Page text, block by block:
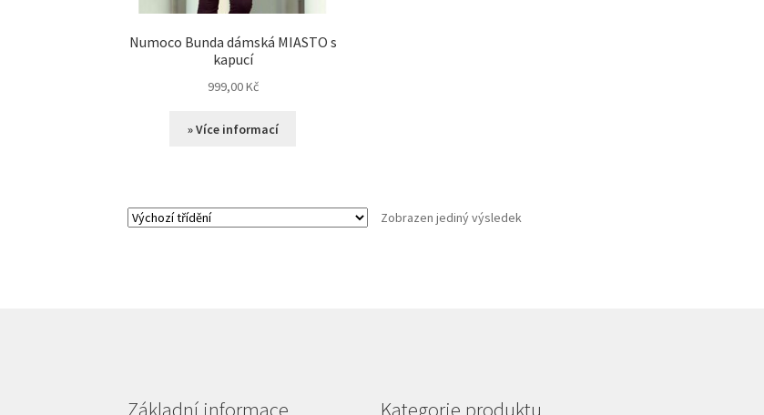
Numoco Bunda dámská MIASTO s
kapucí
999,00Kč
» Více informací
Zobrazen jediný výsledek
Základní informace Kategorie produktu